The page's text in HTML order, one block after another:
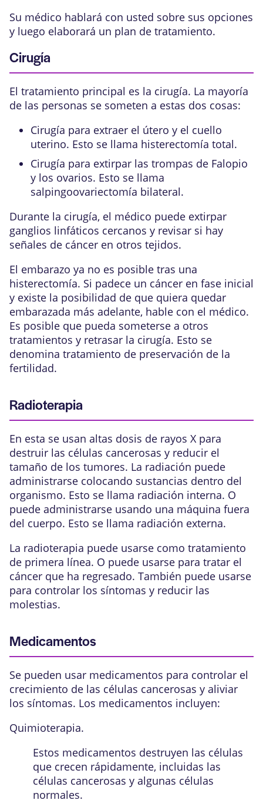
Su médico hablará con usted sobre sus opciones
y luego elaborará un plan de tratamiento.
Cirugía
El tratamiento principal es la cirugía. La mayoría
de las personas se someten a estas dos cosas:
Cirugía para extraer el útero y el cuello
uterino. Esto se llama histerectomía total.
Cirugía para extirpar las trompas de Falopio
y los ovarios. Esto se llama
salpingoovariectomía bilateral.
Durante la cirugía, el médico puede extirpar
ganglios linfáticos cercanos y revisar si hay
señales de cáncer en otros tejidos.
El embarazo ya no es posible tras una
histerectomía. Si padece un cáncer en fase inicial
y existe la posibilidad de que quiera quedar
embarazada más adelante, hable con el médico.
Es posible que pueda someterse a otros
tratamientos y retrasar la cirugía. Esto se
denomina tratamiento de preservación de la
fertilidad.
Radioterapia
En esta se usan altas dosis de rayos X para
destruir las células cancerosas y reducir el
tamaño de los tumores. La radiación puede
administrarse colocando sustancias dentro del
organismo. Esto se llama radiación interna. O
puede administrarse usando una máquina fuera
del cuerpo. Esto se llama radiación externa.
La radioterapia puede usarse como tratamiento
de primera línea. O puede usarse para tratar el
cáncer que ha regresado. También puede usarse
para controlar los síntomas y reducir las
molestias.
Medicamentos
Se pueden usar medicamentos para controlar el
crecimiento de las células cancerosas y aliviar
los síntomas. Los medicamentos incluyen:
Quimioterapia.
Estos medicamentos destruyen las células
que crecen rápidamente, incluidas las
células cancerosas y algunas células
normales.